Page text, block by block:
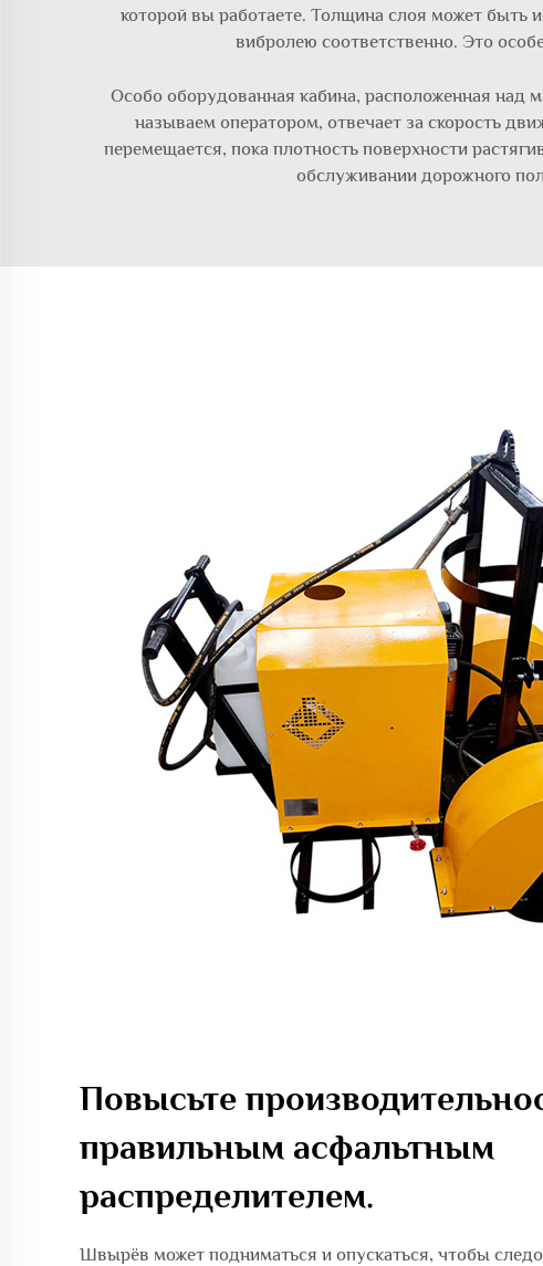
которой вы работаете. Толщина слоя может быть
вибролею соответственно. Это
Особо оборудованная кабина, расположенная над
называем оператором, отвечает за скорость
перемещается, пока плотность поверхности
обслуживании дорожного
Повысьте
правильным асфальтным
распределителем.
Швырёв может подниматься и опускаться, чтобы